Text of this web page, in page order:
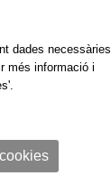
dades necessàries
més informació i